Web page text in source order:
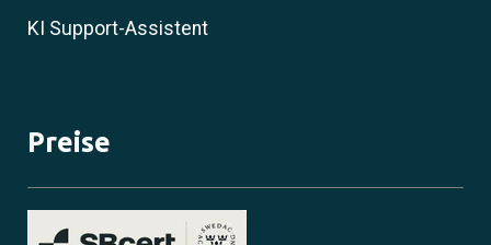
KI Support-Assistent
Preise